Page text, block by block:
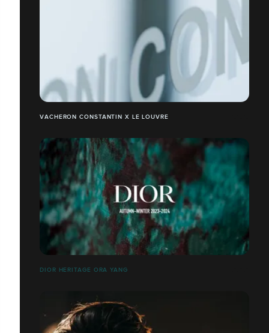
VACHERON CONSTANTIN X LE LOUVRE
DIOR HERITAGE ORA YANG